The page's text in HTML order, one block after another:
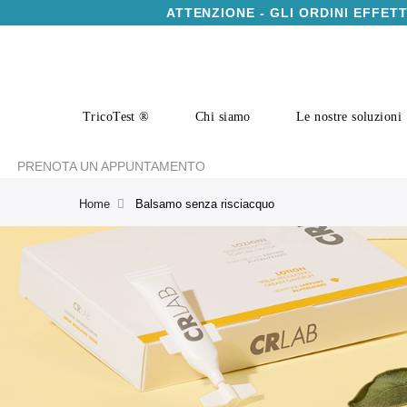
ATTENZIONE - GLI ORDINI
TricoTest ® Chi siamo Le nostre soluzioni
PRENOTA UN APPUNTAMENTO
Home Balsamo senza risciacquo